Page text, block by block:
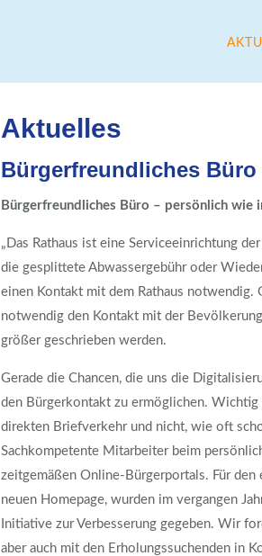
Aktuelles
Bürgerfreundliches
Bürgerfreundliches Büro – persönlich wie
„Das Rathaus ist eine Serviceeinrichtung
die gesplittete Abwassergebühr oder
einen Kontakt mit dem Rathaus notwendig.
notwendig den Kontakt mit der
größer geschrieben werden.
Gerade die Chancen, die uns die
den Bürgerkontakt zu ermöglichen.
direkten Briefverkehr und nicht, wie oft
Sachkompetente Mitarbeiter beim
zeitgemäßen Online-Bürgerportals. Für
neuen Homepage, wurden im vergangen
Initiative zur Verbesserung gegeben. Wir
aber auch mit den Erholungssuchenden in